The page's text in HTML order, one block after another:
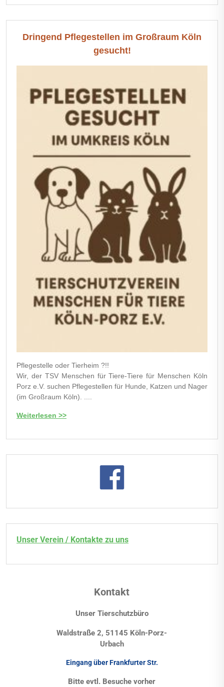
Dringend Pflegestellen im Großraum Köln
gesucht!
Pflegestelle oder Tierheim ?!!
Wir, der TSV Menschen für Tiere-Tiere für Menschen Köln
Porz e.V. suchen Pflegestellen für Hunde, Katzen und Nager
(im Großraum Köln). ....
Weiterlesen >>
Unser Verein / Kontakte zu uns
Kontakt
Unser Tierschutzbüro
Waldstraße 2, 51145 Köln-Porz-
Urbach
Eingang über Frankfurter Str.
Bitte evtl. Besuche vorher